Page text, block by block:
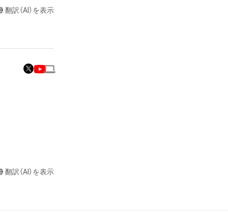
たはロゴ等を含
を取得し、又は
はその管理委
的財産権を有
ムの保有者が有
を含みますが、
翻訳（AI）を表示
無料でプレゼン
翻訳（AI）を表示